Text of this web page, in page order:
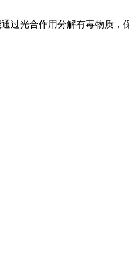
过光合作用分解有毒物质，